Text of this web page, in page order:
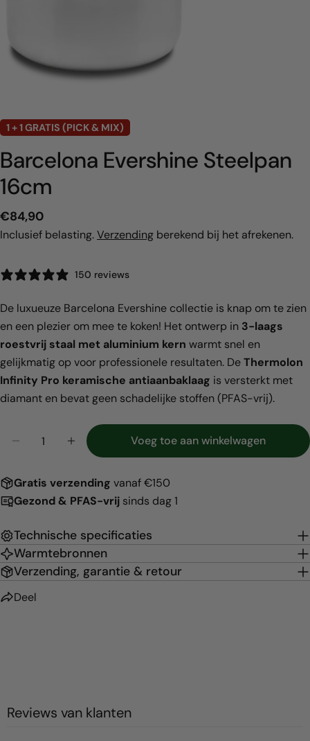
1 + 1 GRATIS (PICK & MIX)
Barcelona Evershine Steelpan
16cm
Normale
prijs
€84,90
Inclusief belasting.Verzending berekend bij het afrekenen.
150 reviews
De luxueuze Barcelona Evershine collectie is knap om te zien
en een plezier om mee te koken! Het ontwerp in 3-laags
roestvrij staal met aluminium kern warmt snel en
gelijkmatig op voor professionele resultaten. DeThermolon
Infinity Pro keramische antiaanbaklaag is versterkt met
diamant en bevat geen schadelijke stoffen (PFAS-vrij).
Aantal verlagen voor Barcelona Evershine
Verhoog het aantal voor Barcelona
Voeg toe aan winkelwagen
Gratis verzending vanaf €150
Gezond & PFAS-vrij sinds dag 1
Technische specificaties
Warmtebronnen
Verzending, garantie & retour
Deel
Deel dit product
Deel
Kopiëren
Reviews van klanten